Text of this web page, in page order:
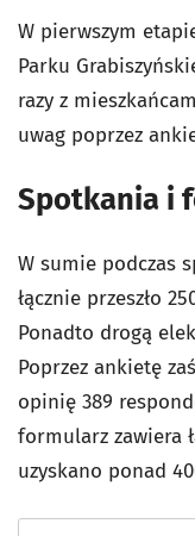
W pierwszym
Parku
razy z
uwag poprzez
Spotkania i
W sumie podczas
łącznie przeszło
Ponadto drogą
Poprzez ankietę
opinię 389
formularz zawiera
uzyskano ponad